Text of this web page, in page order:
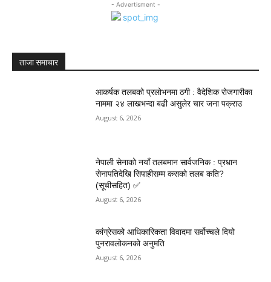
- Advertisment -
ताजा समाचार
आकर्षक तलबको प्रलोभनमा ठगी : वैदेशिक रोजगारीका
नाममा २४ लाखभन्दा बढी असुलेर चार जना पक्राउ
August 6, 2026
नेपाली सेनाको नयाँ तलबमान सार्वजनिक : प्रधान
सेनापतिदेखि सिपाहीसम्म कसको तलब कति?
(सूचीसहित) ✅
August 6, 2026
कांग्रेसको आधिकारिकता विवादमा सर्वोच्चले दियो
पुनरावलोकनको अनुमति
August 6, 2026